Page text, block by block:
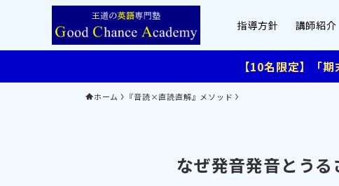
指導方針 講師紹介
【10名限定】「
ホーム 『音読×直読直解』メソッド
なぜ発音発音とう